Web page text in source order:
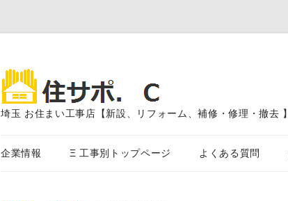
埼玉 お住まい工事店【新設、リフォーム、補修・修理・撤去 】
企業情報
Ξ 工事別トップページ よくある質問